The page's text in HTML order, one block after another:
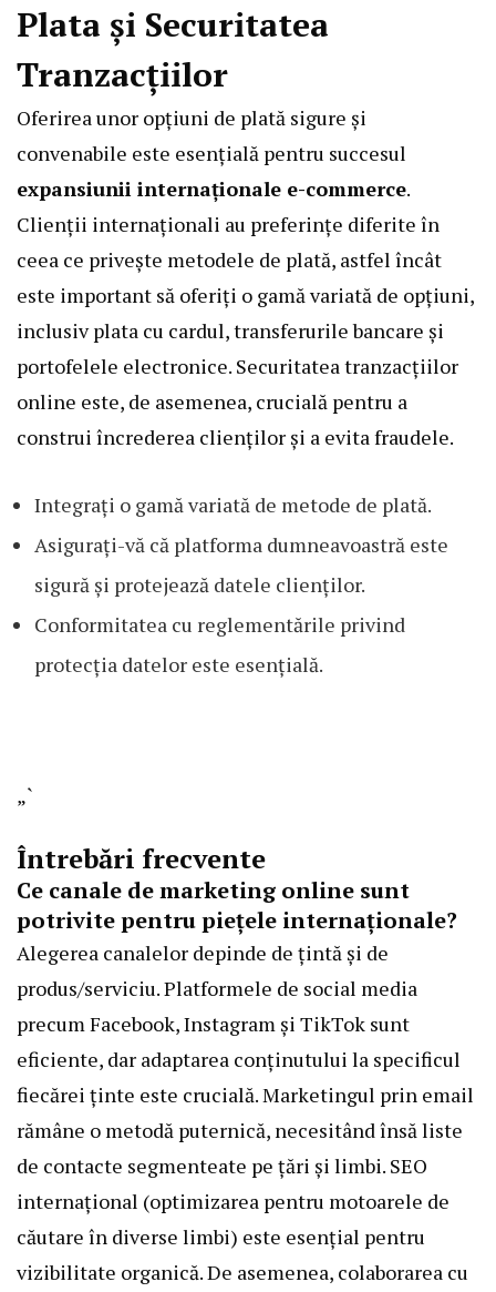
Plata și Securitatea
Tranzacțiilor
Oferirea unor opțiuni de plată sigure și
convenabile este esențială pentru succesul
expansiunii internaționale e-commerce.
Clienții internaționali au preferințe diferite în
ceea ce privește metodele de plată, astfel încât
este important să oferiți o gamă variată de opțiuni,
inclusiv plata cu cardul, transferurile bancare și
portofelele electronice. Securitatea tranzacțiilor
online este, de asemenea, crucială pentru a
construi încrederea clienților și a evita fraudele.
Integrați o gamă variată de metode de plată.
Asigurați-vă că platforma dumneavoastră este
sigură și protejează datele clienților.
Conformitatea cu reglementările privind
protecția datelor este esențială.
„`
Întrebări frecvente
Ce canale de marketing online sunt
potrivite pentru piețele internaționale?
Alegerea canalelor depinde de țintă și de
produs/serviciu. Platformele de social media
precum Facebook, Instagram și TikTok sunt
eficiente, dar adaptarea conținutului la specificul
fiecărei ținte este crucială. Marketingul prin email
rămâne o metodă puternică, necesitând însă liste
de contacte segmenteate pe țări și limbi. SEO
internațional (optimizarea pentru motoarele de
căutare în diverse limbi) este esențial pentru
vizibilitate organică. De asemenea, colaborarea cu